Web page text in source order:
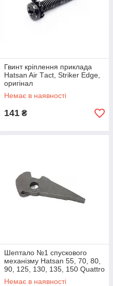
Гвинт кріплення приклада
Hatsan Air Тact, Striker Edge,
оригінал
Немає в наявності
141 ₴
Шептало №1 спускового
механізму Hatsan 55, 70, 80,
90, 125, 130, 135, 150 Quattro
Trigger
Немає в наявності